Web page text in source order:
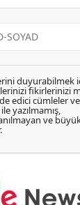
duyurabilmek
fikirlerinizi
edici cümleler
yazılmamış,
ve